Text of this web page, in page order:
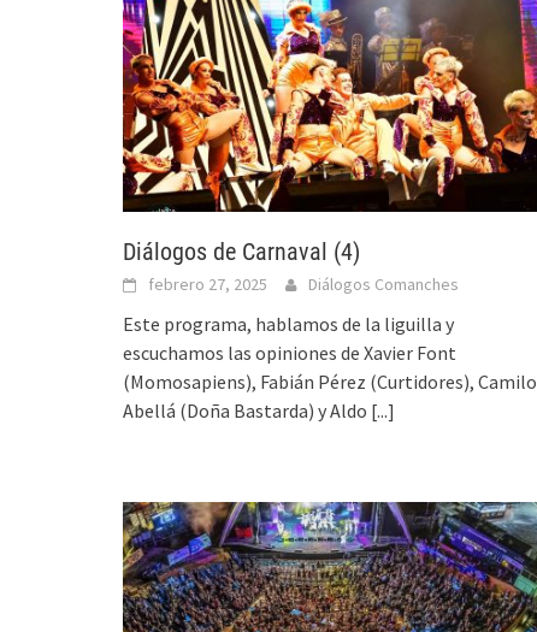
Diálogos de Carnaval (4)
febrero 27, 2025 Diálogos Comanches
Este programa, hablamos de la liguilla y
escuchamos las opiniones de Xavier Font
(Momosapiens), Fabián Pérez (Curtidores), Camilo
Abellá (Doña Bastarda) y Aldo [...]